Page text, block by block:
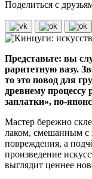
Поделиться с
Представьте: вы
раритетную вазу.
то это повод для
древнему процессу
заплатки», по-
Мастер бережно
лаком, смешанным с
повреждения, а
произведение
выглядит ценнее